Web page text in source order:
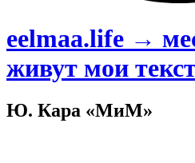
eelmaa.life →
живут мои
Ю. Кара «МиМ»